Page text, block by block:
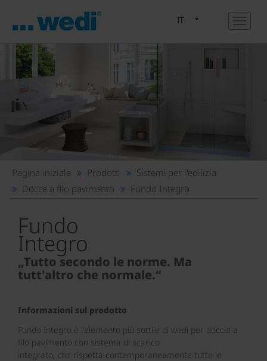
IT
Pagina iniziale Prodotti
Sistemi per l'edilizia
Docce a filo pavimento
Fundo Integro
Fundo
Integro
„Tutto secondo le norme. Ma
tutt'altro che normale.“
Informazioni sul prodotto
Fundo Integro è l'elemento più sottile di wedi per doccia a
filo pavimento con sistema di scarico
integrato, che rispetta contemporaneamente tutte le